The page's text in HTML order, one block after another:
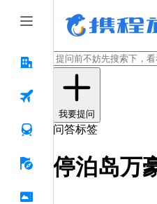
我要提问
问答标签
停泊岛万